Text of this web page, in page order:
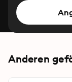
Anderen